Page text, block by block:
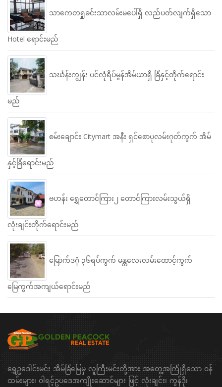
သာကေတရှုခင်းသာလမ်းမပေါ်ရှိ လည်ပတ်လျက်ရှိသော
Hotel ရောင်းမည်
သင်္ဃန်းကျွန်း ပင်လုံရိပ်မွန်အိမ်ယာရှိ ခြံနှင့်တိုက်ရောင်း
မည်
စမ်းချောင်း Citymart အနီး ရှင်စောပုလမ်းဂုတ်ကွက် အိမ်
နှင့်ခြံရောင်းမည်
ဗဟန်း ရွှေတောင်ကြား၂ တောင်ကြားလမ်းသွယ်ရှိ
လုံးချင်းတိုက်ရောင်းမည်
မြောက်ဒဂုံ ၃၆ရပ်ကွက် မန္တလေးလမ်းထောင့်ကွက်
မြေကွက်အကျယ်ရောင်းမည်
ရွှေဥဒေါင်းမင်း အိမ်ခြံမြေမှ လူကြီးမင်းတို့အား အတွေ့အကြုံရှိသော ၀န်
ထမ်းများ၊ ဝါရင့်ဥပဒေအကျိုးဆောင်များ ဖြင့် လုံးချင်း၊ ကွန်ဒို၊